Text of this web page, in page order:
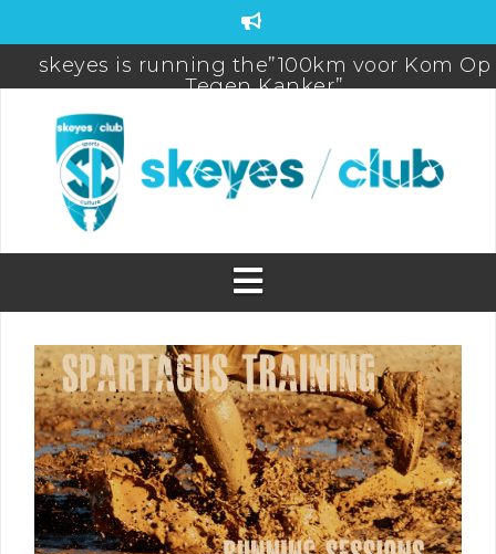
skeyes is running the”100km voor Kom Op
Tegen Kanker”
FDS-FIC-CAMO Teambuilding
skeyes participates to De Warmste week/
for life
Brussels Airport (Half) Marathon 2025
PROMO! New Season Badminton & Futsal
skeyes
Sports Day 2025
WEBSHOP BIORACER OPEN! (until 31/05)
skeyes club quiz Postponed
skeyes club sponsoring 20km Brussels
31/05/2026